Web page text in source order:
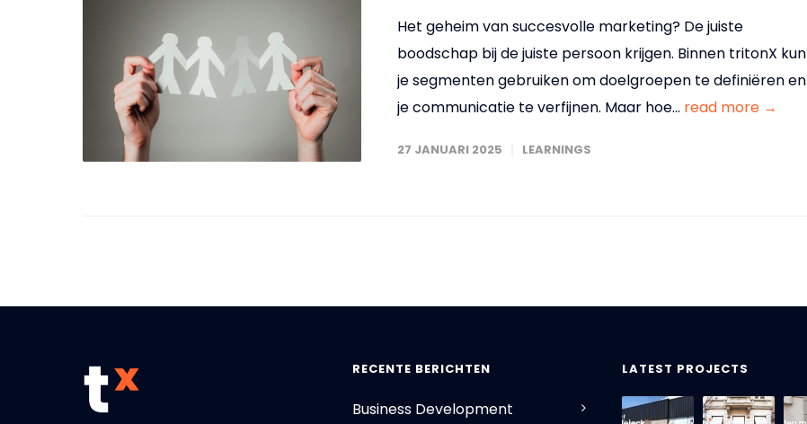
Het geheim van succesvolle marketing? De juiste
boodschap bij de juiste persoon krijgen. Binnen tritonX kun
je segmenten gebruiken om doelgroepen te definiëren en
je communicatie te verfijnen. Maar hoe... read more →
27 JANUARI 2025 LEARNINGS
RECENTE BERICHTEN
Business Development
LATEST PROJECTS